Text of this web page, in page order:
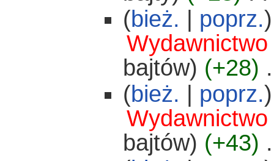
(bież. poprz.)
Wydawnictwo
bajtów) (+28)
(bież. poprz.)
Wydawnictwo
bajtów) (+43)